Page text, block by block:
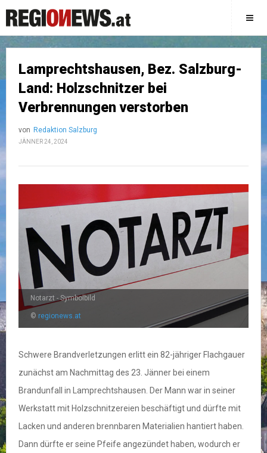
Lamprechtshausen, Bez. Salzburg-
Land: Holzschnitzer bei
Verbrennungen verstorben
von Redaktion Salzburg
JÄNNER 24, 2024
Notarzt - Symbolbild
© regionews.at
Schwere Brandverletzungen erlitt ein 82-jähriger Flachgauer
zunächst am Nachmittag des 23. Jänner bei einem
Brandunfall in Lamprechtshausen. Der Mann war in seiner
Werkstatt mit Holzschnitzereien beschäftigt und dürfte mit
Lacken und anderen brennbaren Materialien hantiert haben.
Dann dürfte er seine Pfeife angezündet haben, wodurch er